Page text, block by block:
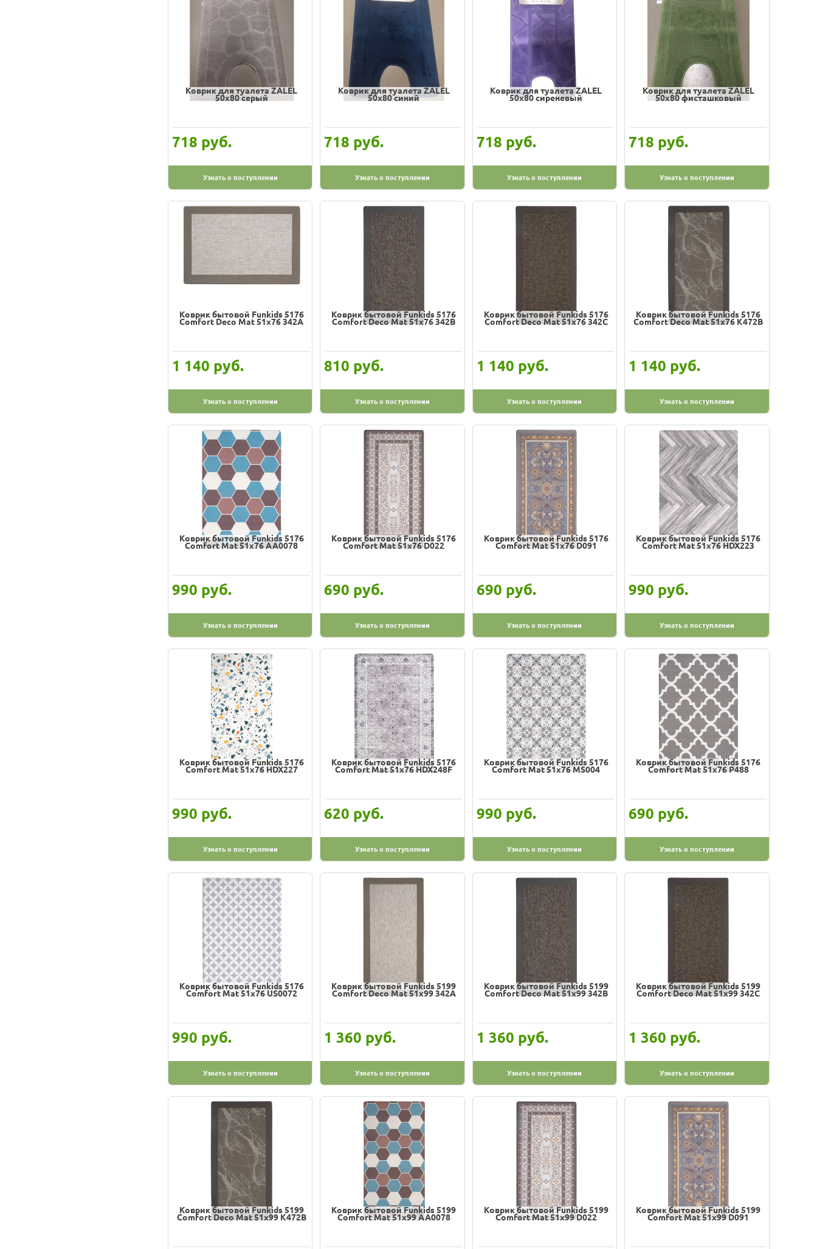
Коврик для туалета ZALEL
50х80 серый
718 руб.
Узнать о поступлении
Коврик для туалета ZALEL
50х80 синий
718 руб.
Узнать о поступлении
Коврик для туалета ZALEL
50х80 сиреневый
718 руб.
Узнать о поступлении
Коврик для туалета ZALEL
50х80 фисташковый
718 руб.
Узнать о поступлении
Коврик бытовой Funkids 5176
Comfort Deco Mat 51х76 342A
1 140 руб.
Узнать о поступлении
Коврик бытовой Funkids 5176
Comfort Deco Mat 51х76 342B
810 руб.
Узнать о поступлении
Коврик бытовой Funkids 5176
Comfort Deco Mat 51х76 342C
1 140 руб.
Узнать о поступлении
Коврик бытовой Funkids 5176
Comfort Deco Mat 51х76 K472B
1 140 руб.
Узнать о поступлении
Коврик бытовой Funkids 5176
Comfort Mat 51х76 AA0078
990 руб.
Узнать о поступлении
Коврик бытовой Funkids 5176
Comfort Mat 51х76 D022
690 руб.
Узнать о поступлении
Коврик бытовой Funkids 5176
Comfort Mat 51х76 D091
690 руб.
Узнать о поступлении
Коврик бытовой Funkids 5176
Comfort Mat 51х76 HDX223
990 руб.
Узнать о поступлении
Коврик бытовой Funkids 5176
Comfort Mat 51х76 HDX227
990 руб.
Узнать о поступлении
Коврик бытовой Funkids 5176
Comfort Mat 51х76 HDX248F
620 руб.
Узнать о поступлении
Коврик бытовой Funkids 5176
Comfort Mat 51х76 MS004
990 руб.
Узнать о поступлении
Коврик бытовой Funkids 5176
Comfort Mat 51х76 P488
690 руб.
Узнать о поступлении
Коврик бытовой Funkids 5176
Comfort Mat 51х76 US0072
990 руб.
Узнать о поступлении
Коврик бытовой Funkids 5199
Comfort Deco Mat 51х99 342A
1 360 руб.
Узнать о поступлении
Коврик бытовой Funkids 5199
Comfort Deco Mat 51х99 342B
1 360 руб.
Узнать о поступлении
Коврик бытовой Funkids 5199
Comfort Deco Mat 51х99 342C
1 360 руб.
Узнать о поступлении
Коврик бытовой Funkids 5199
Comfort Deco Mat 51х99 K472B
Коврик бытовой Funkids 5199
Comfort Mat 51х99 AA0078
Коврик бытовой Funkids 5199
Comfort Mat 51х99 D022
Коврик бытовой Funkids 5199
Comfort Mat 51х99 D091